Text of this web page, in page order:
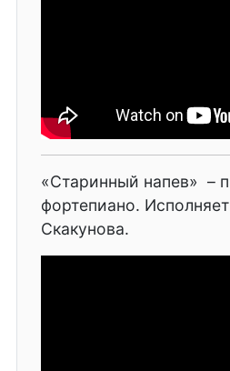
«Старинный напев» –
фортепиано.
Скакунова.